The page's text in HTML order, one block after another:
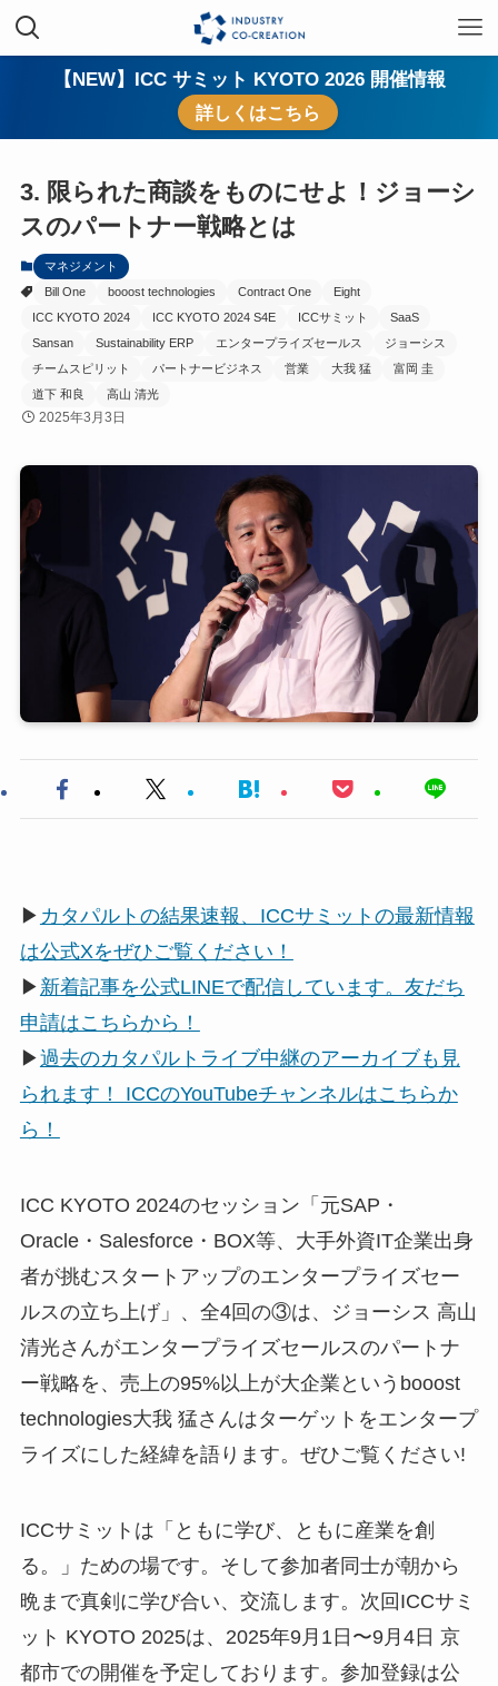
【NEW】ICC サミット KYOTO 2026 開催情報
詳しくはこちら
3. 限られた商談をものにせよ！ジョーシ
スのパートナー戦略とは
マネジメント
Bill One
booost technologies Contract One
Eight
ICC KYOTO 2024
ICC KYOTO 2024 S4E ICCサミット
SaaS
Sansan
Sustainability ERP エンタープライズセールス
ジョーシス
チームスピリット
パートナービジネス 営業 大我 猛
富岡 圭
道下 和良
高山 清光
2025年3月3日
▶ カタパルトの結果速報、ICCサミットの最新情報
は公式Xをぜひご覧ください！
▶ 新着記事を公式LINEで配信しています。友だち
申請はこちらから！
▶過去のカタパルトライブ中継のアーカイブも見
られます！ ICCのYouTubeチャンネルはこちらか
ら！
ICC KYOTO 2024のセッション「元SAP・
Oracle・Salesforce・BOX等、大手外資IT企業出身
者が挑むスタートアップのエンタープライズセー
ルスの立ち上げ」、全4回の③は、ジョーシス 高山
清光さんがエンタープライズセールスのパートナ
ー戦略を、売上の95%以上が大企業というbooost
technologies大我 猛さんはターゲットをエンタープ
ライズにした経緯を語ります。ぜひご覧ください!
ICCサミットは「ともに学び、ともに産業を創
る。」ための場です。そして参加者同士が朝から
晩まで真剣に学び合い、交流します。次回ICCサミ
ット KYOTO 2025は、2025年9月1日〜9月4日 京
都市での開催を予定しております。参加登録は公